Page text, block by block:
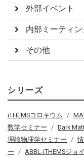
外部イベント
内部ミーティ
その他
シリーズ
iTHEMSコロキウム
数学セミナー
Dark
理論物理学セミナー
ー
ABBL-iTHEMSジョ